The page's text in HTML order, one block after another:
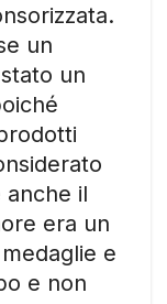
un
un
anche il
era un
e
e non